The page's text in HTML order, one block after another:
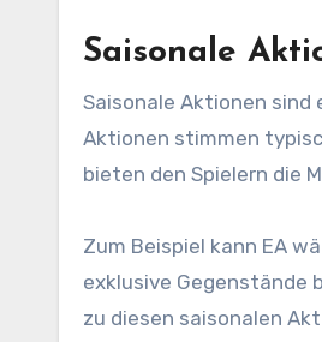
Saisonale
Saisonale Aktionen sind
Aktionen stimmen
bieten den Spielern die
Zum Beispiel kann EA
exklusive Gegenstände
zu diesen saisonalen